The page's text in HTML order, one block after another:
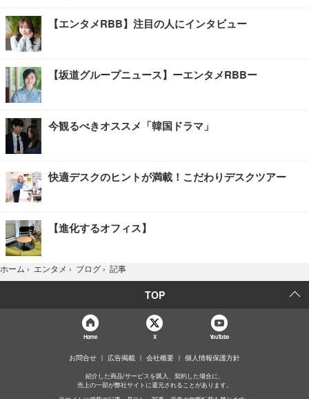
【エンタメRBB】注目の人にインタビュー
【坂道グループニュース】ーエンタメRBBー
今観るべきオススメ「韓国ドラマ」
快適デスクのヒントが満載！こだわりデスクツアー
【進化するオフィス】
ホーム › エンタメ › ブログ › 記事
TOP
Home X YouTube
お問合せ 広告掲載 会社概要 個人情報保護方針
紹介した商品/サービスを購入、契約した場合に、
売上の一部が弊社サイトに還元されることがあります。